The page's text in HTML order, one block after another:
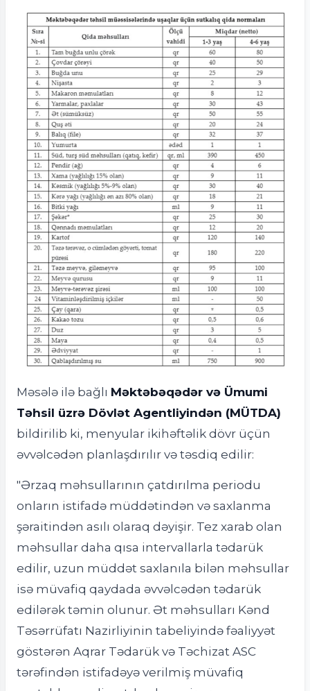
Məsələ ilə bağlı Məktəbəqədər və Ümumi
Təhsil üzrə Dövlət Agentliyindən (MÜTDA)
bildirilib ki, menyular ikihəftəlik dövr üçün
əvvəlcədən planlaşdırılır və təsdiq edilir:
"Ərzaq məhsullarının çatdırılma periodu
onların istifadə müddətindən və saxlanma
şəraitindən asılı olaraq dəyişir. Tez xarab olan
məhsullar daha qısa intervallarla tədarük
edilir, uzun müddət saxlanıla bilən məhsullar
isə müvafiq qaydada əvvəlcədən tədarük
edilərək təmin olunur. Ət məhsulları Kənd
Təsərrüfatı Nazirliyinin tabeliyində fəaliyyət
göstərən Aqrar Tədarük və Təchizat ASC
tərəfindən istifadəyə verilmiş müvafiq